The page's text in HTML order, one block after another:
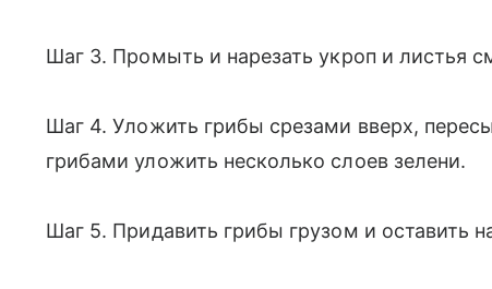
Шаг 3. Промыть и нарезать укроп и листья
Шаг 4. Уложить грибы срезами вверх,
грибами уложить несколько слоев зелени.
Шаг 5. Придавить грибы грузом и оставить